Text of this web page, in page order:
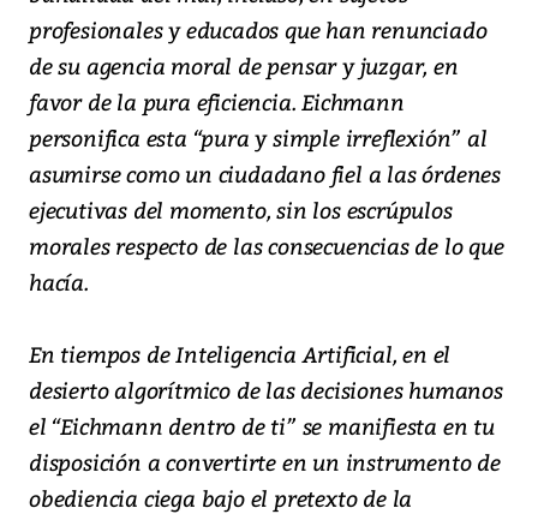
profesionales y educados que han renunciado
de su agencia moral de pensar y juzgar, en
favor de la pura eficiencia. Eichmann
personifica esta “pura y simple irreflexión” al
asumirse como un ciudadano fiel a las órdenes
ejecutivas del momento, sin los escrúpulos
morales respecto de las consecuencias de lo que
hacía.
En tiempos de Inteligencia Artificial, en el
desierto algorítmico de las decisiones humanos
el “Eichmann dentro de ti” se manifiesta en tu
disposición a convertirte en un instrumento de
obediencia ciega bajo el pretexto de la